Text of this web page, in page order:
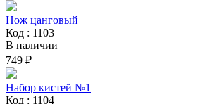
Нож цанговый
Код : 1103
В наличии
749 ₽
Набор кистей №1
Код : 1104